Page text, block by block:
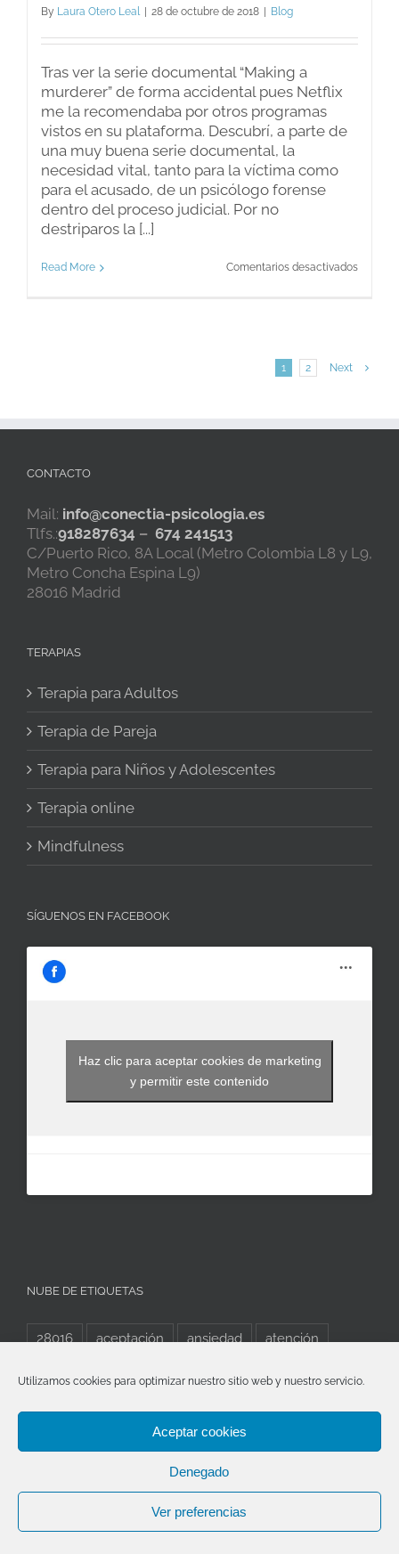
Utilizamos cookies para optimizar nuestro sitio web y nuestro servicio.
Aceptar cookies
Denegado
Ver preferencias
By Laura Otero Leal 28 de octubre de 2018 Blog
Tras ver la serie documental “Making a
murderer” de forma accidental pues Netflix
me la recomendaba por otros programas
vistos en su plataforma. Descubrí, a parte de
una muy buena serie documental, la
necesidad vital, tanto para la víctima como
para el acusado, de un psicólogo forense
dentro del proceso judicial. Por no
destriparos la [...]
Read More Comentarios desactivadosen
un
1 2 Next
CONTACTO
Mail: info@conectia-psicologia.es
Tlfs.:918287634 – 674 241513
C/Puerto Rico, 8A Local (Metro Colombia L8 y L9,
Metro Concha Espina L9)
28016 Madrid
TERAPIAS
Terapia para Adultos
Terapia de Pareja
Terapia para Niños y Adolescentes
Terapia online
Mindfulness
SÍGUENOS EN FACEBOOK
Haz clic para aceptar cookies de marketing
y permitir este contenido
NUBE DE ETIQUETAS
28016 aceptación ansiedad atención
bienestar calle Puerto Rico cambio
Conectia psicología consciencia
emociones empatía
Experiencia familia